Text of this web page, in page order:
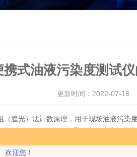
欢迎您！
携式油液污染度测试
更新时间：2022-07-18
（遮光）法计数原理，用于现场油液污染
劣的条件下工作。内置微水传感器和温
油、润滑油、合成油等油液，可广泛应